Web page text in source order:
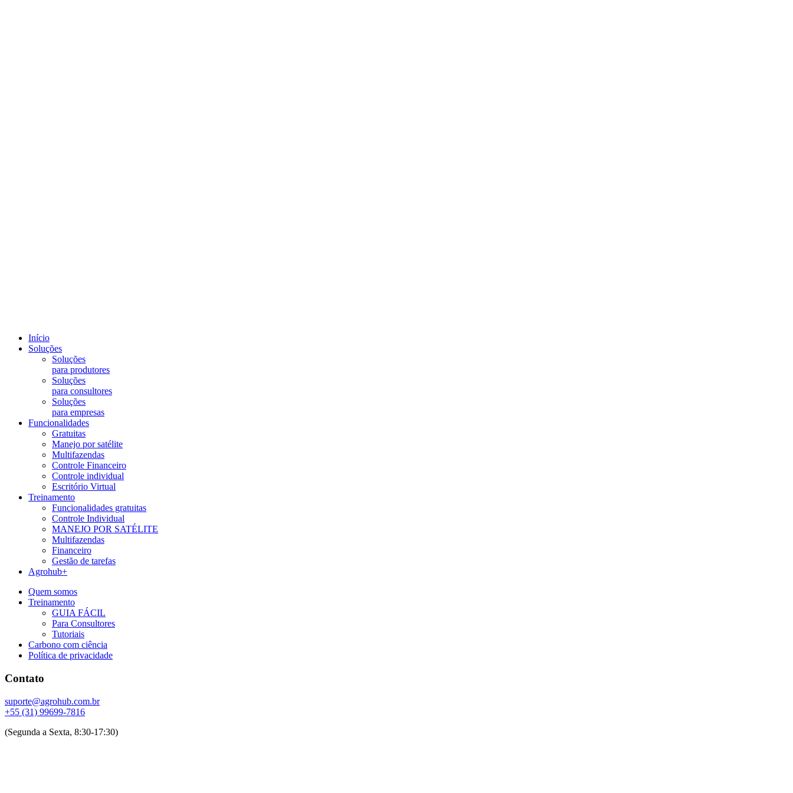
Início
Soluções
Soluções
para produtores
Soluções
para consultores
Soluções
para empresas
Funcionalidades
Gratuitas
Manejo por satélite
Multifazendas
Controle Financeiro
Controle individual
Escritório Virtual
Treinamento
Funcionalidades gratuitas
Controle Individual
MANEJO POR SATÉLITE
Multifazendas
Financeiro
Gestão de tarefas
Agrohub+
Quem somos
Treinamento
GUIA FÁCIL
Para Consultores
Tutoriais
Carbono com ciência
Política de privacidade
Contato
suporte@agrohub.com.br
+55 (31) 99699-7816
(Segunda a Sexta, 8:30-17:30)